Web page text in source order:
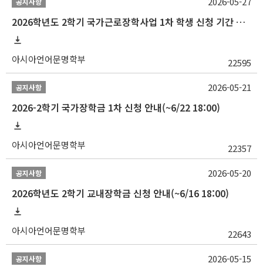
2026학년도 2학기 국가근로장학사업 1차 학생 신청 기간 안내
아시아언어문명학부 22595
공지사항
2026-2학기 국가장학금 1차 신청 안내(~6/22 18:00)
아시아언어문명학부 22357
2026-05-21
공지사항
2026학년도 2학기 교내장학금 신청 안내(~6/16 18:00)
아시아언어문명학부 22643
2026-05-20
공지사항 2026-05-15